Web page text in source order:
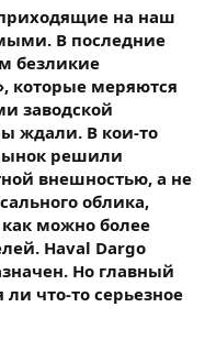
на наш
В последние
безликие
которые меряются
заводской
ждали. В кои-то
решили
внешностью, а не
облика,
можно более
Haval Dargo
Но главный
ли что-то серьезное